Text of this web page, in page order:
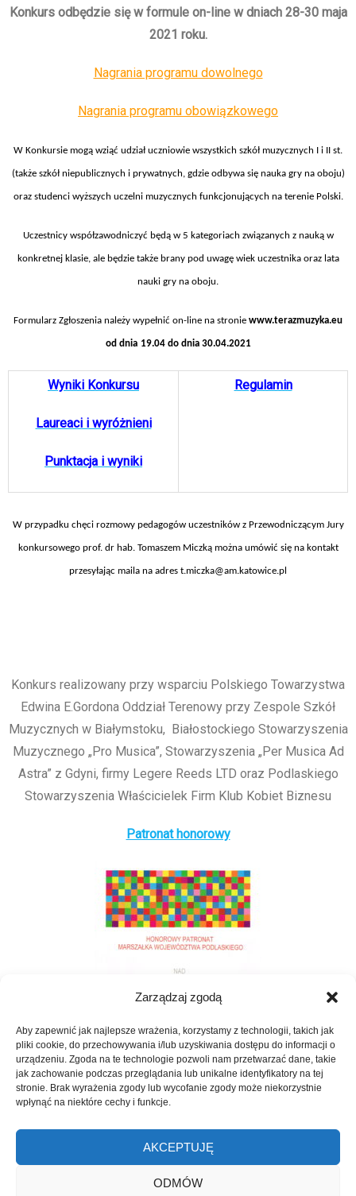
Zarządzaj zgodą
Aby zapewnić jak najlepsze wrażenia, korzystamy z technologii, takich jak
pliki cookie, do przechowywania i/lub uzyskiwania dostępu do informacji o
urządzeniu. Zgoda na te technologie pozwoli nam przetwarzać dane, takie
jak zachowanie podczas przeglądania lub unikalne identyfikatory na tej
stronie. Brak wyrażenia zgody lub wycofanie zgody może niekorzystnie
wpłynąć na niektóre cechy i funkcje.
AKCEPTUJĘ
ODMÓW
Konkurs odbędzie się w formule on-line w dniach 28-30 maja
2021 roku.
Nagrania programu dowolnego
Nagrania programu obowiązkowego
W Konkursie mogą wziąć udział uczniowie wszystkich szkół muzycznych I i II st.
(także szkół niepublicznych i prywatnych, gdzie odbywa się nauka gry na oboju)
oraz studenci wyższych uczelni muzycznych funkcjonujących na terenie Polski.
Uczestnicy współzawodniczyć będą w 5 kategoriach związanych z nauką w
konkretnej klasie, ale będzie także brany pod uwagę wiek uczestnika oraz lata
nauki gry na oboju.
Formularz Zgłoszenia należy wypełnić on-line na stronie www.terazmuzyka.eu
od dnia 19.04 do dnia 30.04.2021
Wyniki Konkursu
Laureaci i wyróżnieni
Punktacja i wyniki
Regulamin
W przypadku chęci rozmowy pedagogów uczestników z Przewodniczącym Jury
konkursowego prof. dr hab. Tomaszem Miczką można umówić się na kontakt
przesyłając maila na adres t.miczka@am.katowice.pl
Konkurs realizowany przy wsparciu Polskiego Towarzystwa
Edwina E.Gordona Oddział Terenowy przy Zespole Szkół
Muzycznych w Białymstoku, Białostockiego Stowarzyszenia
Muzycznego „Pro Musica”, Stowarzyszenia „Per Musica Ad
Astra” z Gdyni, firmy Legere Reeds LTD oraz Podlaskiego
Stowarzyszenia Właścicielek Firm Klub Kobiet Biznesu
Patronat honorowy
Developed byShuttle Themes. Powered byWordPress.
Wakacyjne Warsztaty Muzyczne „Czas na Muzykę” 2026